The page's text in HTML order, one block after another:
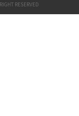
RESERVED